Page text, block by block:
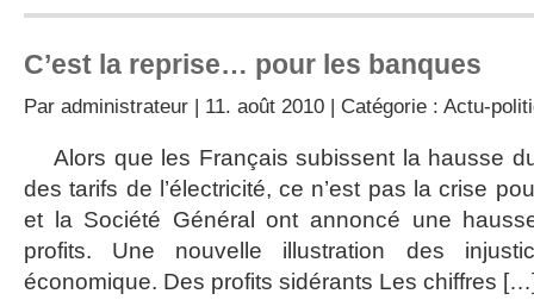
C’est la reprise… pour les banques
Par administrateur | 11. août 2010 | Catégorie : Actu-
Alors que les Français subissent la hausse
des tarifs de l’électricité, ce n’est pas la crise
et la Société Général ont annoncé une
profits. Une nouvelle illustration des
économique. Des profits sidérants Les chiffres